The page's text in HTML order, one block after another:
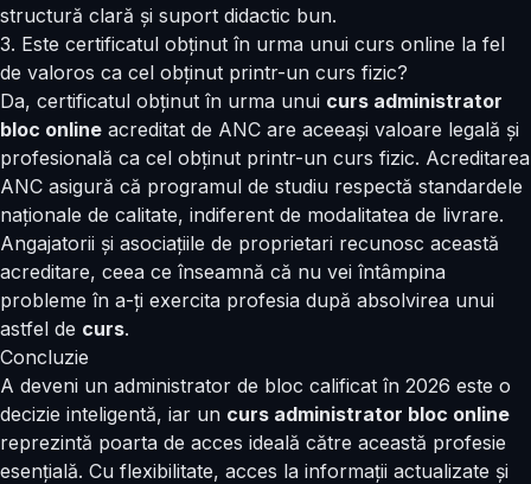
structură clară și suport didactic bun.
3. Este certificatul obținut în urma unui curs online la fel
de valoros ca cel obținut printr-un curs fizic?
Da, certificatul obținut în urma unui curs administrator
bloc online acreditat de ANC are aceeași valoare legală și
profesională ca cel obținut printr-un curs fizic. Acreditarea
ANC asigură că programul de studiu respectă standardele
naționale de calitate, indiferent de modalitatea de livrare.
Angajatorii și asociațiile de proprietari recunosc această
acreditare, ceea ce înseamnă că nu vei întâmpina
probleme în a-ți exercita profesia după absolvirea unui
astfel de curs.
Concluzie
A deveni un administrator de bloc calificat în 2026 este o
decizie inteligentă, iar un curs administrator bloc online
reprezintă poarta de acces ideală către această profesie
esențială. Cu flexibilitate, acces la informații actualizate și